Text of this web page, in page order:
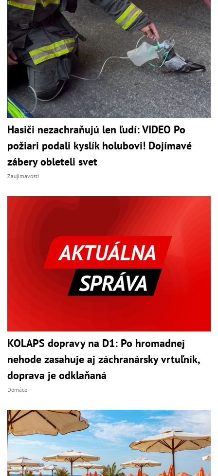
Hasiči nezachraňujú len ľudí: VIDEO Po
požiari podali kyslík holubovi! Dojímavé
zábery obleteli svet
Zaujímavosti
KOLAPS dopravy na D1: Po hromadnej
nehode zasahuje aj záchranársky vrtuľník,
doprava je odklaňaná
Domáce